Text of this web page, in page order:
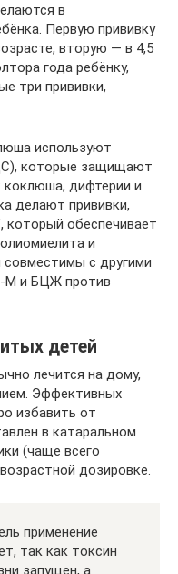
в
Первую прививку
вторую — в 4,5
года ребёнку,
три прививки,
используют
которые защищают
коклюша, дифтерии и
делают прививки,
который обеспечивает
и
с другими
М и БЦЖ против
детей
лечится на дому,
Эффективных
избавить от
в катаральном
(чаще всего
дозировке.
применение
так как токсин
запущен, а